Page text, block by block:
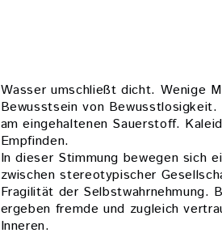
Wasser umschließt dicht. Wenige
Bewusstsein von
am eingehaltenen Sauerstoff.
Empfinden.
In dieser Stimmung bewegen sich
zwischen stereotypischer
Fragilität der Selbstwahrnehmung.
ergeben fremde und zugleich
Inneren.